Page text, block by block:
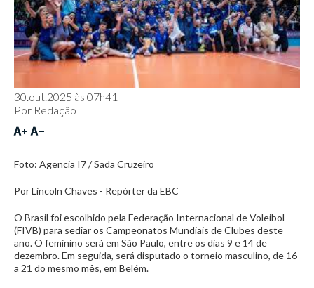
30.out.2025 às 07h41
Por Redação
Foto: Agencia I7 / Sada Cruzeiro
Por Lincoln Chaves - Repórter da EBC
O Brasil foi escolhido pela Federação Internacional de Voleibol
(FIVB) para sediar os Campeonatos Mundiais de Clubes deste
ano. O feminino será em São Paulo, entre os dias 9 e 14 de
dezembro. Em seguida, será disputado o torneio masculino, de 16
a 21 do mesmo mês, em Belém.